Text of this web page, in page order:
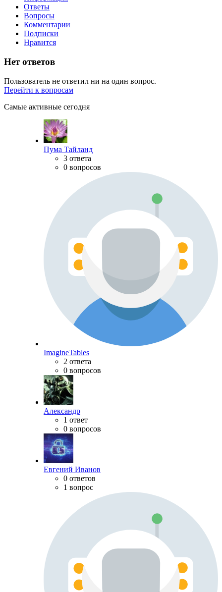
Ответы
Вопросы
Комментарии
Подписки
Нравится
Нет ответов
Пользователь не ответил ни на один вопрос.
Перейти к вопросам
Самые активные сегодня
Пума Тайланд
3 ответа
0 вопросов
ImagineTables
2 ответа
0 вопросов
Александр
1 ответ
0 вопросов
Евгений Иванов
0 ответов
1 вопрос